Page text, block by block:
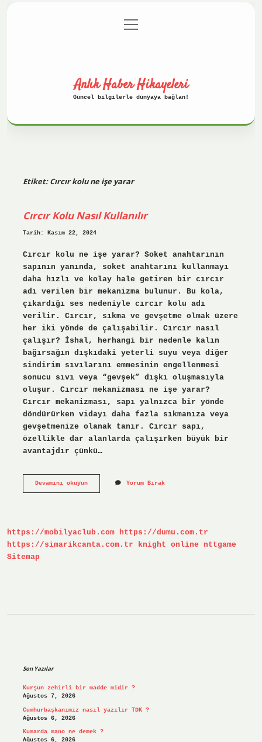
Gizlilik Politikası
menüyü
aç
Anlık Haber Hikayeleri
Güncel bilgilerle dünyaya bağlan!
Etiket:Cırcır kolu ne işe yarar
Cırcır Kolu Nasıl Kullanılır
Tarih: Kasım 22, 2024
Cırcır kolu ne işe yarar? Soket anahtarının
sapının yanında, soket anahtarını kullanmayı
daha hızlı ve kolay hale getiren bir cırcır
adı verilen bir mekanizma bulunur. Bu kola,
çıkardığı ses nedeniyle cırcır kolu adı
verilir. Cırcır, sıkma ve gevşetme olmak üzere
her iki yönde de çalışabilir. Cırcır nasıl
çalışır? İshal, herhangi bir nedenle kalın
bağırsağın dışkıdaki yeterli suyu veya diğer
sindirim sıvılarını emmesinin engellenmesi
sonucu sıvı veya “gevşek” dışkı oluşmasıyla
oluşur. Cırcır mekanizması ne işe yarar?
Cırcır mekanizması, sapı yalnızca bir yönde
döndürürken vidayı daha fazla sıkmanıza veya
gevşetmenize olanak tanır. Cırcır sapı,
özellikle dar alanlarda çalışırken büyük bir
avantajdır çünkü…
Devamını okuyunCırcır
Yorum Bırak
https://mobilyaclub.com https://dumu.com.tr
https://simarikcanta.com.tr
knight online
nttgame
Sitemap
Son Yazılar
Kurşun zehirli bir madde midir ?
Ağustos 7, 2026
Cumhurbaşkanımız nasıl yazılır TDK ?
Ağustos 6, 2026
Kumarda mano ne demek ?
Ağustos 6, 2026